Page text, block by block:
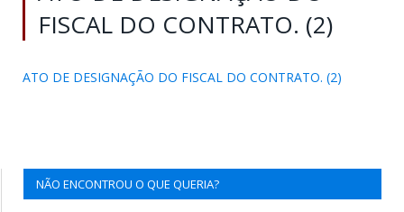
FISCAL DO CONTRATO. (2)
ATO DE DESIGNAÇÃO DO FISCAL DO CONTRATO. (2)
NÃO ENCONTROU O QUE QUERIA?